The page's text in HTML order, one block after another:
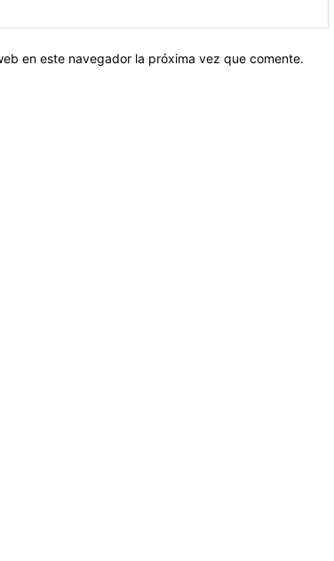
en este navegador la próxima vez que comente.